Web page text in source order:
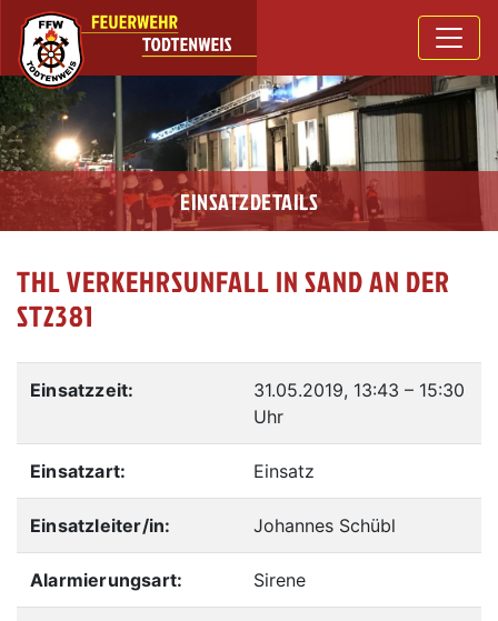
EINSATZDETAILS
THL VERKEHRSUNFALL IN SAND AN DER
ST2381
Einsatzzeit: 31.05.2019, 13:43 – 15:30
Uhr
Einsatzart: Einsatz
Einsatzleiter/in: Johannes Schübl
Alarmierungsart: Sirene